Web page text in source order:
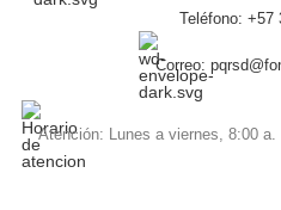
Teléfono: +57
Correo:
Atención: Lunes a viernes, 8:00